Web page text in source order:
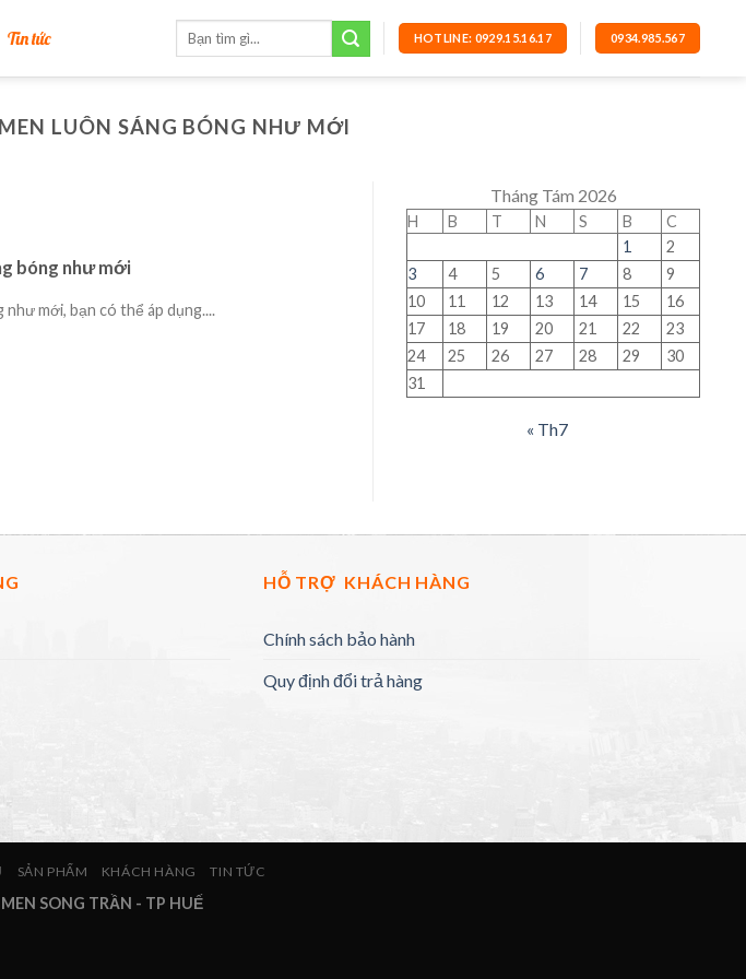
Tin tức HOTLINE: 0929.15.16.17 0934.985.567
LUÔN SÁNG BÓNG NHƯ MỚI
bóng như mới
mới, bạn có thể áp dụng....
Tháng Tám 2026
H B T N S B
C
1
2
3
4 5 6 7 8
9
10
11 12 13 14 15
16
17
18 19 20 21 22
23
24
25 26 27 28 29
30
31
« Th7
HỖ TRỢ KHÁCH HÀNG
Chính sách bảo hành
Quy định đổi trả hàng
SẢN PHẨM KHÁCH HÀNG TIN TỨC
SONG TRẦN - TP HUẾ